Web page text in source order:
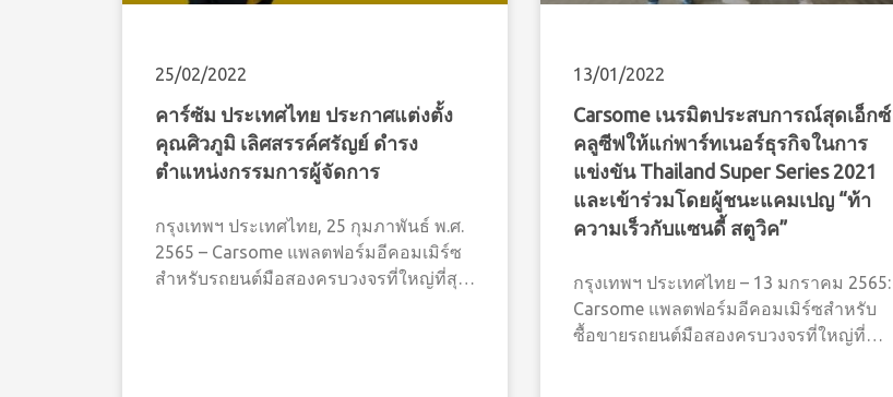
25/02/2022
คาร์ซัม ประเทศไทย ประกาศแต่งตั้ง
คุณศิวภูมิ เลิศสรรค์ศรัญย์ ดำรง
ตำแหน่งกรรมการผู้จัดการ
กรุงเทพฯ ประเทศไทย, 25 กุมภาพันธ์ พ.ศ.
2565 – Carsome แพลตฟอร์มอีคอมเมิร์ซ
สำหรับรถยนต์มือสองครบวงจรที่ใหญ่ที่สุด
13/01/2022
Carsome เนรมิตประสบการณ์สุดเอ็กซ์
คลูซีฟให้แก่พาร์ทเนอร์ธุรกิจในการ
แข่งขัน Thailand Super Series 2021
และเข้าร่วมโดยผู้ชนะแคมเปญ “ท้า
ความเร็วกับแซนดี้ สตูวิค”
กรุงเทพฯ ประเทศไทย – 13 มกราคม 2565:
Carsome แพลตฟอร์มอีคอมเมิร์ซสำหรับ
ซื้อขายรถยนต์มือสองครบวงจรที่ใหญ่ที่สุด